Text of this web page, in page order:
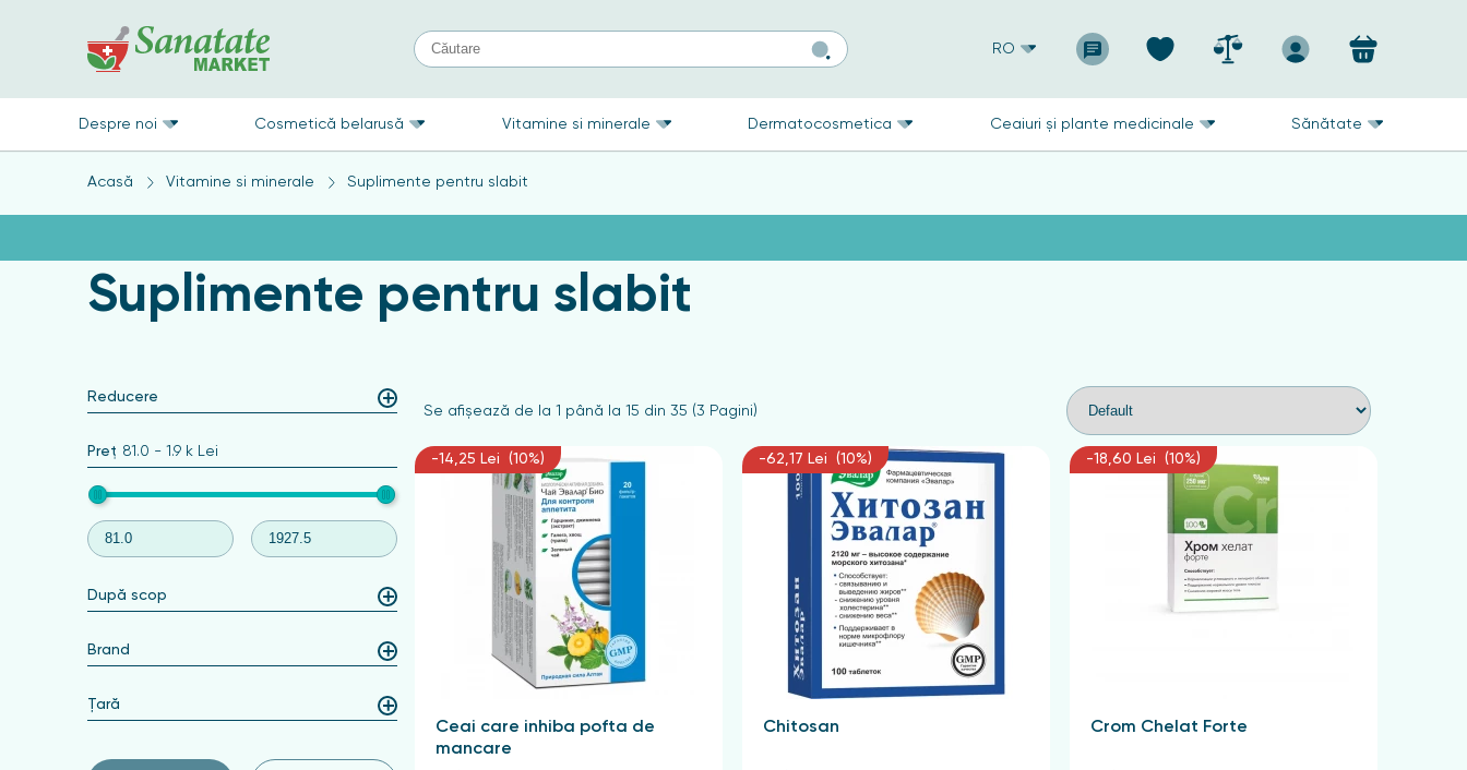
RO
Despre noi Cosmetică belarusă Vitamine si minerale Dermatocosmetica Ceaiuri și plante medicinale Sănătate
Acasă Vitamine si minerale Suplimente pentru slabit
Suplimente pentru slabit
Reducere
81.0 - 1.9 k Lei
Preț
După scop
Brand
Țară
Se afişează de la 1 până la 15 din 35 (3 Pagini)
-14,25 Lei (10%)
Ceai care inhiba pofta de
mancare
-62,17 Lei (10%)
Chitosan
-18,60 Lei (10%)
Crom Chelat Forte